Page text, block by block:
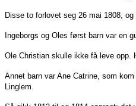
Disse to forlovet seg 26 mai 1808,
Ingeborgs og Oles først barn var en
Ole Christian skulle ikke få leve opp.
Annet barn var Ane Catrine, som
Linglem.